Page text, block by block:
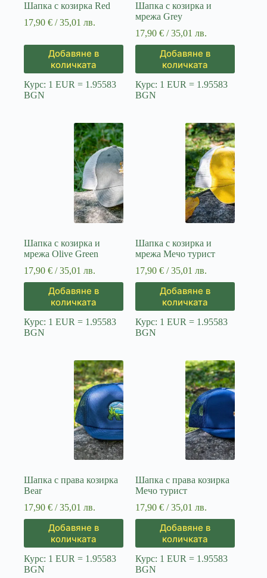
Шапка с козирка Red
17,90 € / 35,01 лв.
Добавяне в
количката
Курс: 1 EUR = 1.95583
BGN
Шапка с козирка и
мрежа Grey
17,90€ / 35,01 лв.
Добавяне в
количката
Курс: 1 EUR = 1.95583
BGN
Шапка с козирка и
мрежа Olive Green
17,90 € / 35,01 лв.
Добавяне в
количката
Курс: 1 EUR = 1.95583
BGN
Шапка с козирка и
мрежа Мечо турист
17,90€ / 35,01 лв.
Добавяне в
количката
Курс: 1 EUR = 1.95583
BGN
Шапка с права козирка
Bear
17,90 € / 35,01 лв.
Добавяне в
количката
Курс: 1 EUR = 1.95583
BGN
Шапка с права козирка
Meчо турист
17,90€ / 35,01 лв.
Добавяне в
количката
Курс: 1 EUR = 1.95583
BGN